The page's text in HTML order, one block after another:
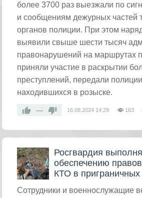
более 3700 раз выезжали по
и сообщениям дежурных частей
органов полиции. При этом
выявили свыше шести тысяч
правонарушений на маршрутах
приняли участие в раскрытии
преступлений, передали
находившихся в розыске.
— 16.08.2024 14:29 163
Росгвардия
обеспечению
КТО в приграничных
​Сотрудники и военнослужащие